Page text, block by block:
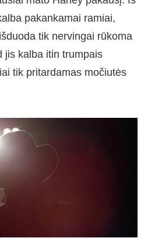
pakankamai ramiai,
tik nervingai rūkoma
jis kalba itin trumpais
tik pritardamas močiutės